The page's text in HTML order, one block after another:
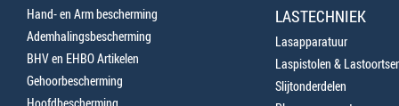
Hand- en Arm bescherming
Ademhalingsbescherming
BHV en EHBO Artikelen
Gehoorbescherming
LASTECHNIEK
Lasapparatuur
Laspistolen &
Slijtonderdelen